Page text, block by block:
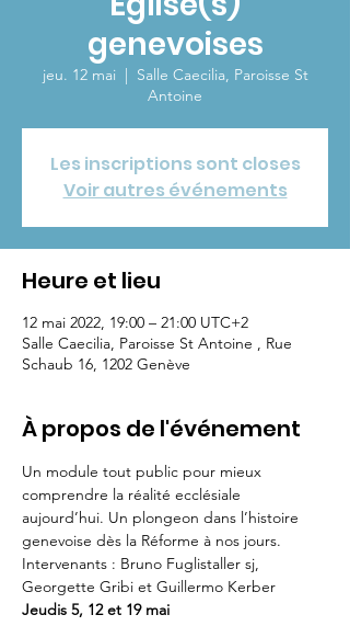
genevoises
jeu. 12 mai
  |
Salle Caecilia, Paroisse St
Antoine
Les inscriptions sont closes
Voir autres événements
Heure et lieu
12 mai 2022, 19:00 – 21:00 UTC+2
Salle Caecilia, Paroisse St Antoine , Rue
Schaub 16, 1202 Genève
À propos de l'événement
Un module tout public pour mieux
comprendre la réalité ecclésiale
aujourd’hui. Un plongeon dans l’histoire
genevoise dès la Réforme à nos jours.
Intervenants : Bruno Fuglistaller sj,
Georgette Gribi et Guillermo Kerber
Jeudis 5, 12 et 19 mai